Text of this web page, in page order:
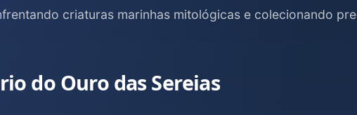
criaturas marinhas mitológicas e colecionando
do Ouro das Sereias